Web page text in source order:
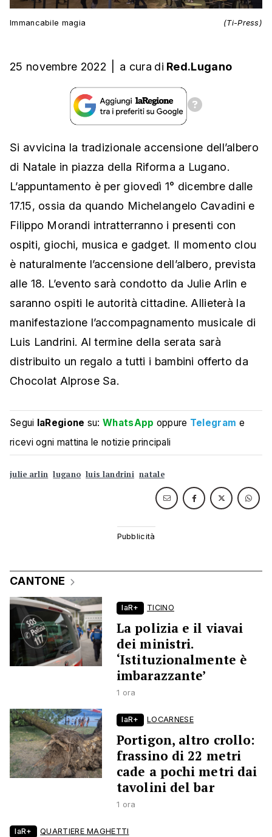
Immancabile magia (Ti-Press)
25 novembre 2022 a cura di Red.Lugano
Si avvicina la tradizionale accensione dell’albero
di Natale in piazza della Riforma a Lugano.
L’appuntamento è per giovedì 1° dicembre dalle
17.15, ossia da quando Michelangelo Cavadini e
Filippo Morandi intratterranno i presenti con
ospiti, giochi, musica e gadget. Il momento clou
è naturalmente l’accensione dell’albero, prevista
alle 18. L’evento sarà condotto da Julie Arlin e
saranno ospiti le autorità cittadine. Allieterà la
manifestazione l’accompagnamento musicale di
Luis Landrini. Al termine della serata sarà
distribuito un regalo a tutti i bambini offerto da
Chocolat Alprose Sa.
Segui laRegione su:WhatsApp oppure Telegram e
ricevi ogni mattina le notizie principali
julie arlin lugano luis landrini natale
CANTONE
laR+ TICINO
La polizia e il viavai
dei ministri.
‘Istituzionalmente è
imbarazzante’
1 ora
laR+ LOCARNESE
Portigon, altro crollo:
frassino di 22 metri
cade a pochi metri dai
tavolini del bar
1 ora
laR+ QUARTIERE MAGHETTI